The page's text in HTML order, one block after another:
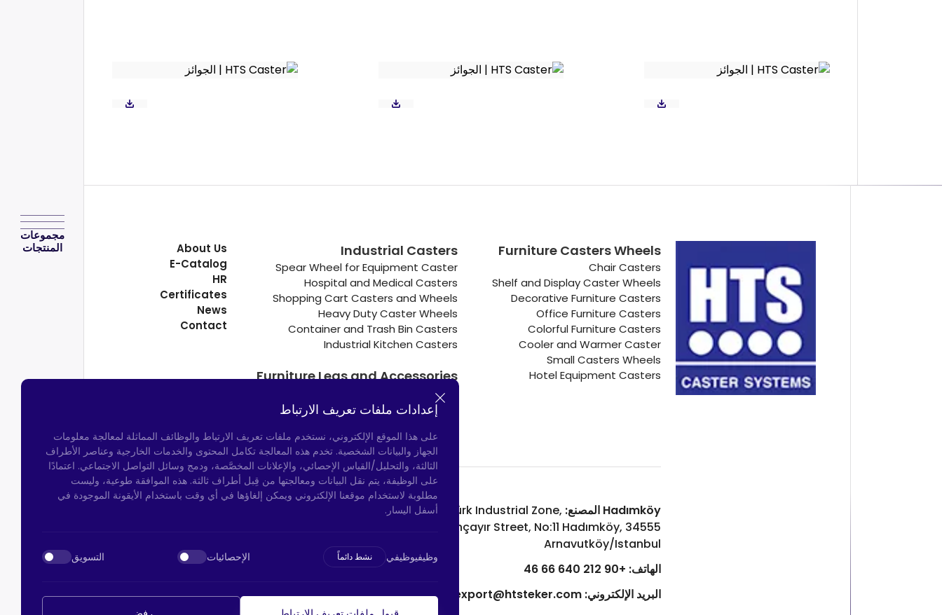
مجموعات
المنتجات
Furniture Casters Wheels
Chair Casters
Shelf and Display Caster Wheels
Decorative Furniture Casters
Office Furniture Casters
Colorful Furniture Casters
Cooler and Warmer Caster
Small Casters Wheels
Hotel Equipment Casters
Industrial Casters
Spear Wheel for Equipment Caster
Hospital and Medical Casters
Shopping Cart Casters and Wheels
Heavy Duty Caster Wheels
Container and Trash Bin Casters
Industrial Kitchen Casters
Furniture Legs and Accessories
Connectors
Door Bumpers
About Us
E-Catalog
HR
Certificates
News
Contact
Hadımköy المصنع:
Atatürk Industrial Zone,
Uzunçayır Street, No:11 Hadımköy, 34555
Arnavutköy/Istanbul
الهاتف: +90 212 640 66 46
البريد الإلكتروني: export@htsteker.com
Bayrampaşa المتجر:
Bayrampaşa/Istanbul
الهاتف:+90 530 044 64 87
البريد الإلكتروني:info@htsteker.com
إعدادات ملفات تعريف الارتباط
على هذا الموقع الإلكتروني، نستخدم ملفات تعريف الارتباط والوظائف المماثلة لمعالجة معلومات
الجهاز والبيانات الشخصية. تخدم هذه المعالجة تكامل المحتوى والخدمات الخارجية وعناصر الأطراف
الثالثة، والتحليل/القياس الإحصائي، والإعلانات المخصَّصة، ودمج وسائل التواصل الاجتماعي. اعتمادًا
على الوظيفة، يتم نقل البيانات ومعالجتها من قِبل أطراف ثالثة. هذه الموافقة طوعية، وليست
مطلوبة لاستخدام موقعنا الإلكتروني ويمكن إلغاؤها في أي وقت باستخدام الأيقونة الموجودة في
أسفل اليسار.
وظيفيوظيفي نشط دائماً الإحصائيات التسويق